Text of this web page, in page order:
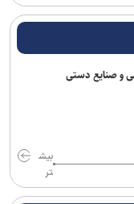
اطلاعیه وزارت آموزش و پرورش درباره برگزاری امتحانات نهایی معوق در ۴
بدون مداخلات جوی و
مترو/ پیش‌بینی هوشمند
و صنایع دستی
بیش
تر